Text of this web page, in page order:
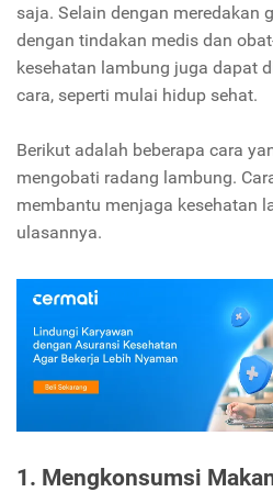
saja. Selain dengan meredakan
dengan tindakan medis dan
kesehatan lambung juga dapat
cara, seperti mulai hidup sehat.
Berikut adalah beberapa cara
mengobati radang lambung.
membantu menjaga kesehatan
ulasannya.
1. Mengkonsumsi